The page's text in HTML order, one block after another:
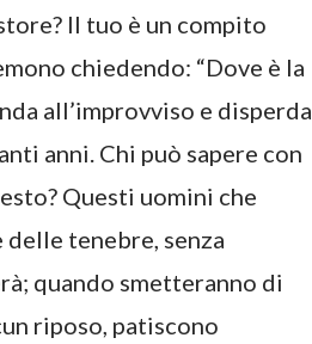
Il tuo è un compito
chiedendo: “Dove è la
all’improvviso e disperda
anni. Chi può sapere con
Questi uomini che
tenebre, senza
quando smetteranno di
riposo, patiscono